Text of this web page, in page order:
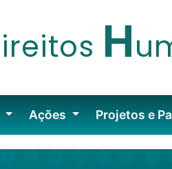
ireitos H
Ações Projetos e